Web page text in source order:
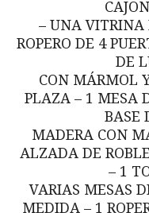
– UNA VITRINA
ROPERO DE 4
DE
CON MÁRMOL
PLAZA – 1 MESA
BASE
MADERA CON
ALZADA DE
– 1
VARIAS MESAS
MEDIDA – 1